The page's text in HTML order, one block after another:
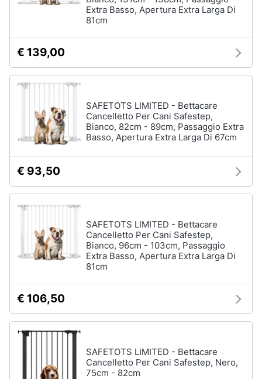
Extra Basso, Apertura Extra Larga Di
81cm
€ 139,00
SAFETOTS LIMITED - Bettacare
Cancelletto Per Cani Safestep,
Bianco, 82cm - 89cm, Passaggio Extra
Basso, Apertura Extra Larga Di 67cm
€ 93,50
SAFETOTS LIMITED - Bettacare
Cancelletto Per Cani Safestep,
Bianco, 96cm - 103cm, Passaggio
Extra Basso, Apertura Extra Larga Di
81cm
€ 106,50
SAFETOTS LIMITED - Bettacare
Cancelletto Per Cani Safestep, Nero,
75cm - 82cm